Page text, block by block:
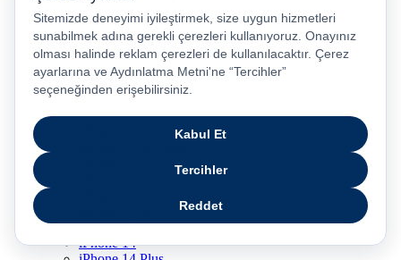
Anneler Günü Hediyeleri
Babalar Günü
Taksitli Harikalar Diyarı
Popüler Ürünler
iPhone 17
iPhone 16
iPhone Air
iPhone 16 Pro Max
iPhone 15 Pro Max
iPhone 14